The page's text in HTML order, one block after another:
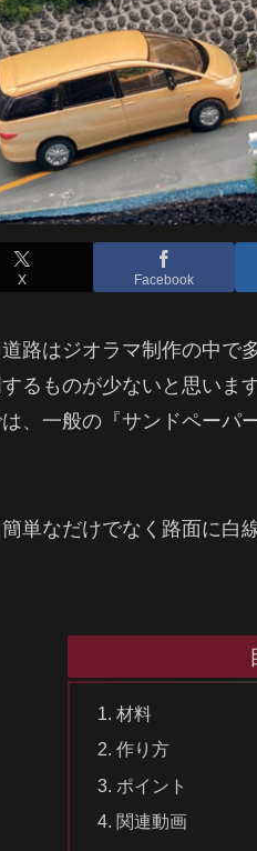
X Facebook
路はジオラマ制作の中で
るものが少ないと思いま
、一般の『サンドペーパ
単なだけでなく路面に白
材料
作り方
ポイント
関連動画